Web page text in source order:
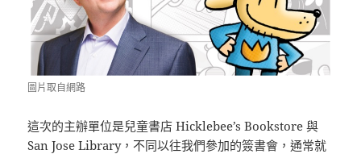
圖片取自網路
這次的主辦單位是兒童書店 Hicklebee’s Bookstore 與
San Jose Library，不同以往我們參加的簽書會，通常就